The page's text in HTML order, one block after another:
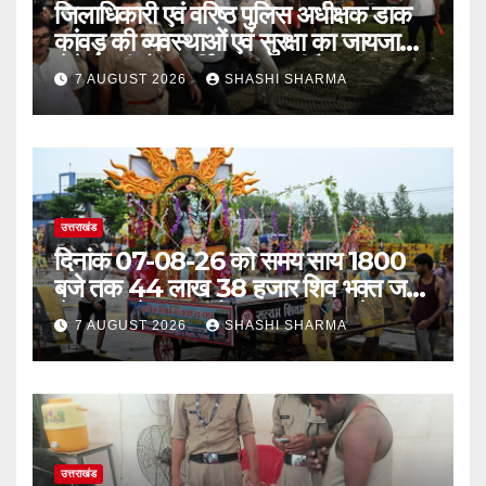
जिलाधिकारी एवं वरिष्ठ पुलिस अधीक्षक डाक
कांवड़ की व्यवस्थाओं एवं सुरक्षा का जायजा
लेने बैरागी कैंप पार्किंग स्थल जीरो ग्राउंड पर
देर रात्रि पहुंचे
7 AUGUST 2026 SHASHI SHARMA
उत्तराखंड
दिनांक 07-08-26 को समय साय 1800
बजे तक 44 लाख 38 हजार शिव भक्त जल
लेकर अपने गंतव्य को प्रस्थान कर चुके
7 AUGUST 2026 SHASHI SHARMA
उत्तराखंड